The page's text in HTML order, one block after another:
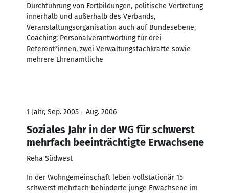
Durchführung von Fortbildungen, politische Vertretung
innerhalb und außerhalb des Verbands,
Veranstaltungsorganisation auch auf Bundesebene,
Coaching; Personalverantwortung für drei
Referent*innen, zwei Verwaltungsfachkräfte sowie
mehrere Ehrenamtliche
1 Jahr, Sep. 2005 - Aug. 2006
Soziales Jahr in der WG für schwerst
mehrfach beeinträchtigte Erwachsene
Reha Südwest
In der Wohngemeinschaft leben vollstationär 15
schwerst mehrfach behinderte junge Erwachsene im